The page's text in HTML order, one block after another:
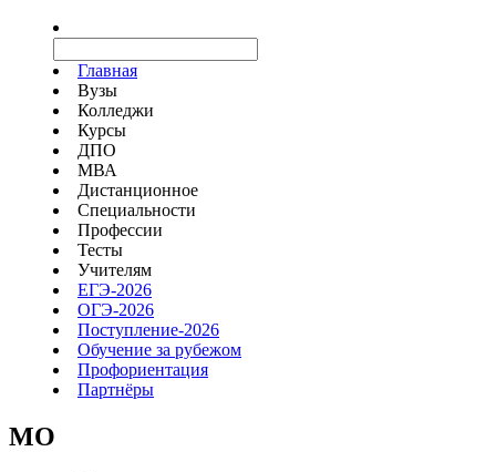
Главная
Вузы
Колледжи
Курсы
ДПО
МВА
Дистанционное
Специальности
Профессии
Тесты
Учителям
ЕГЭ-2026
ОГЭ-2026
Поступление-2026
Обучение за рубежом
Профориентация
Партнёры
MO